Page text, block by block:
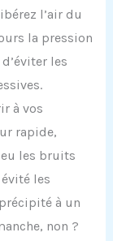
l’air du
la pression
les
à vos
rapide,
les bruits
les
à un
non ?